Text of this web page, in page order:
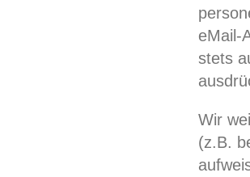
eMail-
stets
Wir
(z.B.